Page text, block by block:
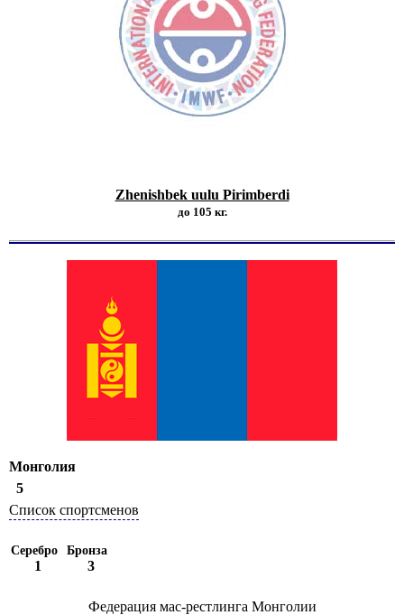
Zhenishbek uulu Pirimberdi
до 105 кг.
Монголия
5
Список спортсменов
Серебро
1
Бронза
3
Федерация мас-рестлинга Монголии